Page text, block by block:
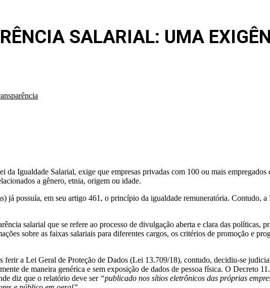
SALARIAL: UMA
Igualdade Salarial, exige que empresas privadas com 100 ou mais
a gênero, etnia, origem ou idade.
já possuía, em seu artigo 461, o princípio da igualdade remuneratória. Contudo,
salarial que se refere ao processo de divulgação aberta e clara das políticas,
sobre as faixas salariais para diferentes cargos, os critérios de promoção e
a Lei Geral de Proteção de Dados (Lei 13.709/18), contudo, decidiu-se
de maneira genérica e sem exposição de dados de pessoa física. O Decreto
diz que o relatório deve ser “publicado nos sítios eletrônicos das próprias